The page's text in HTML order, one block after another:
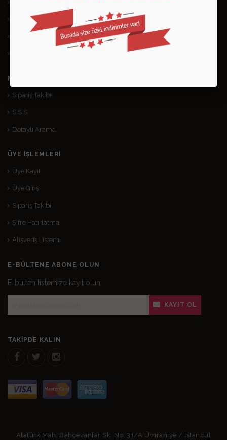
Gizlilik ve Kullanım Şartları
Kargo ve Taşıma Bilgileri
MÜŞTERI HIZMETLERI
Sipariş Takibi
S.S.S.
Detaylı Arama
ÜYE İŞLEMLERI
Üye Kayıt
Üye Giriş
Sipariş Takibi
Şifre Hatırlatma
Alışveriş Listem
E-BÜLTENE ABONE OLUN
E-bülten listemize kayıt olun.
KAYIT OL
TAKIPDE KALIN
Atatürk Mah. Bahçevanlar Sk. No: 31/A Ümraniye / İstanbul